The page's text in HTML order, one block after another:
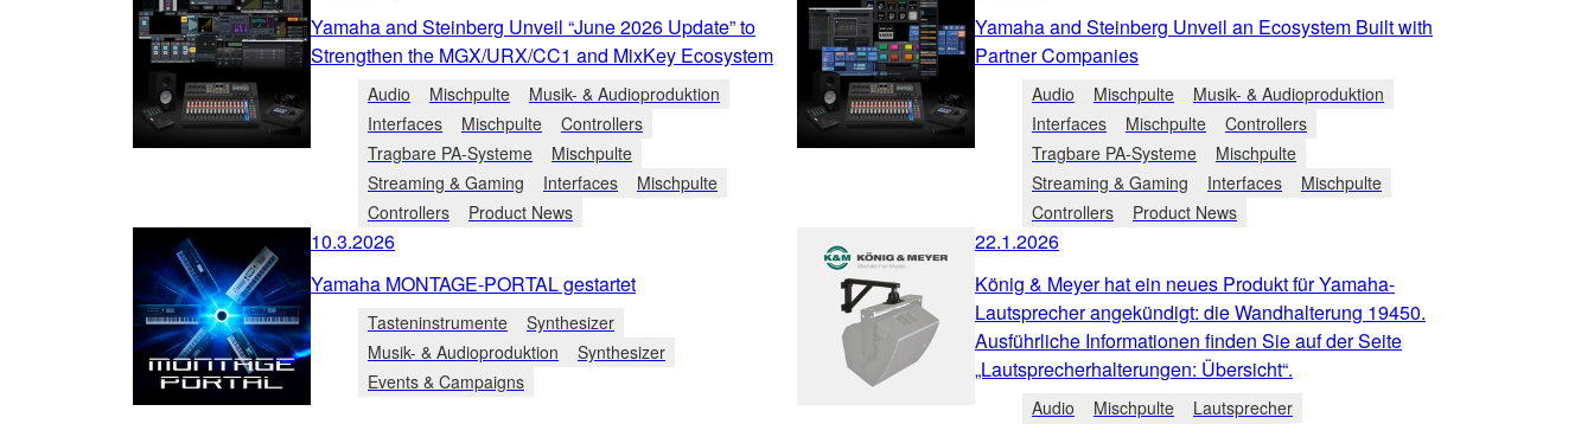
Yamaha and Steinberg Unveil “June 2026 Update” to
Strengthen the MGX/URX/CC1 and MixKey Ecosystem
Audio Mischpulte
Musik- & Audioproduktion
Interfaces
Mischpulte
Controllers
Tragbare PA-Systeme
Mischpulte
Streaming & Gaming
Interfaces
Mischpulte
Controllers
Product News
Yamaha and Steinberg Unveil an Ecosystem Built with
Partner Companies
Audio Mischpulte
Musik- & Audioproduktion
Interfaces
Mischpulte
Controllers
Tragbare PA-Systeme
Mischpulte
Streaming & Gaming
Interfaces
Mischpulte
Controllers
Product News
10.3.2026
Yamaha MONTAGE-PORTAL gestartet
Tasteninstrumente
Synthesizer
Musik- & Audioproduktion
Synthesizer
Events & Campaigns
22.1.2026
König & Meyer hat ein neues Produkt für Yamaha-
Lautsprecher angekündigt: die Wandhalterung 19450.
Ausführliche Informationen finden Sie auf der Seite
„Lautsprecherhalterungen: Übersicht“.
Audio Mischpulte
Lautsprecher